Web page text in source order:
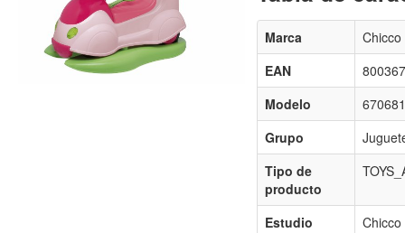
Marca
Chicco
EAN
Modelo
Grupo
Tipo de
producto
Estudio
Chicco